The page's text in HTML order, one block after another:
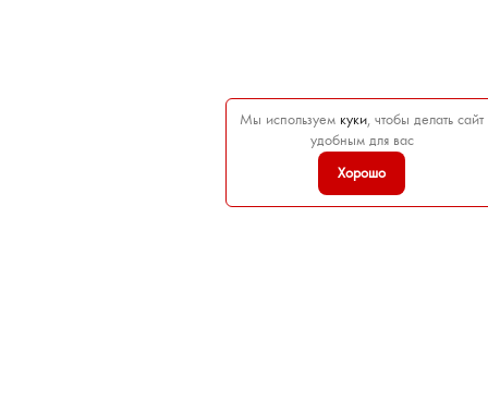
Мы используем куки, чтобы делать сайт
удобным для вас
Хорошо